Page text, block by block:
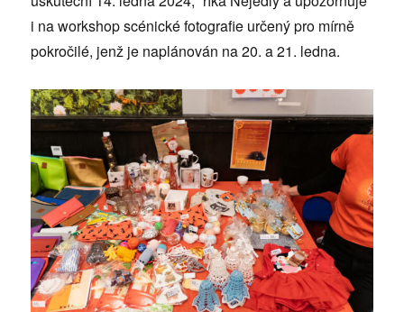
i na workshop scénické fotografie určený pro mírně
pokročilé, jenž je naplánován na 20. a 21. ledna.